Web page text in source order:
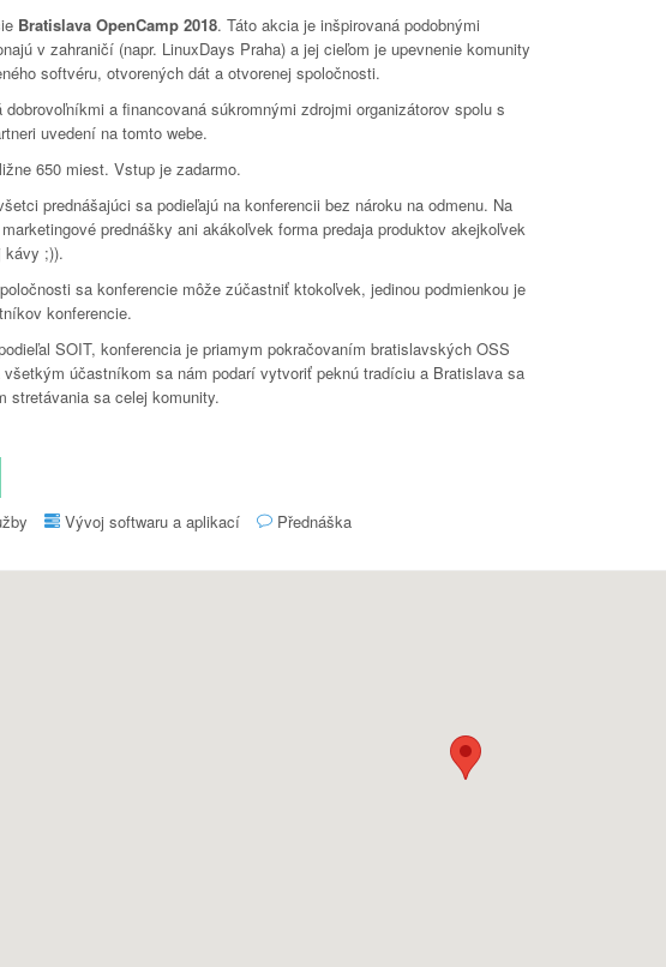
Bratislava OpenCamp 2018. Táto akcia je inšpirovaná podobnými
v zahraničí (napr. LinuxDays Praha) a jej cieľom je upevnenie komunity
softvéru, otvorených dát a otvorenej spoločnosti.
dobrovoľníkmi a financovaná súkromnými zdrojmi organizátorov spolu s
uvedení na tomto webe.
650 miest. Vstup je zadarmo.
prednášajúci sa podieľajú na konferencii bez nároku na odmenu. Na
prednášky ani akákoľvek forma predaja produktov akejkoľvek
kávy ;)).
sa konferencie môže zúčastniť ktokoľvek, jedinou podmienkou je
konferencie.
SOIT, konferencia je priamym pokračovaním bratislavských OSS
účastníkom sa nám podarí vytvoriť peknú tradíciu a Bratislava sa
stretávania sa celej komunity.
Vývoj softwaru a aplikací Přednáška